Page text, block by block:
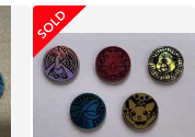
ン